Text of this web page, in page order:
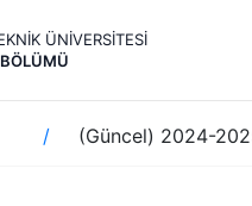
ÜNİVERSİTESİ
(Güncel) 2024-